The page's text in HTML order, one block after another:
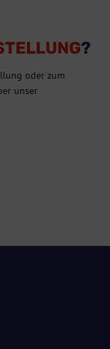
?
oder zum
unser